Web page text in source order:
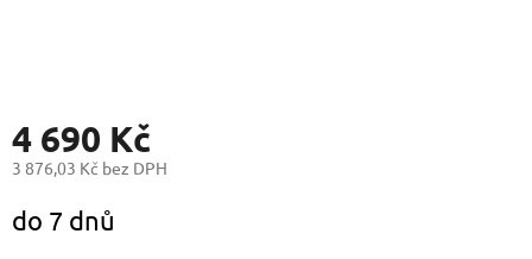
4 690 Kč
3 876,03 Kč bez DPH
cena:
do 7 dnů